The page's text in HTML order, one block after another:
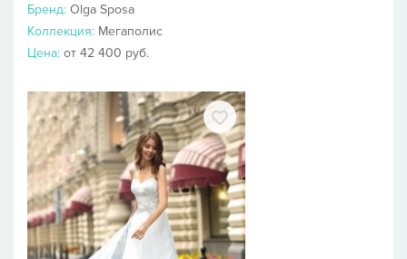
Бренд: Olga Sposa
Коллекция: Мегаполис
Цена: от 42 400 руб.